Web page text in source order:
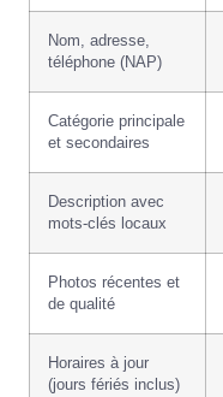
Nom, adresse,
téléphone (NAP)
Catégorie principale
et secondaires
Description avec
mots-clés locaux
Photos récentes et
de qualité
Horaires à jour
(jours fériés inclus)